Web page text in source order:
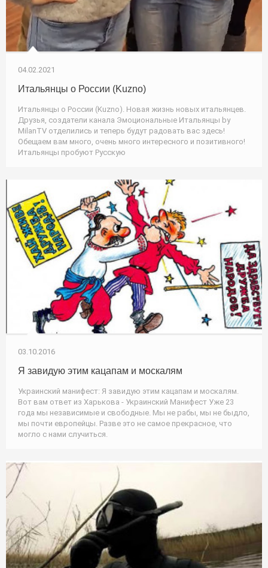
04.02.2021
Итальянцы о России (Kuzno)
Итальянцы о России (Kuzno). Новая жизнь новых итальянцев.
Друзья, создатели канала Эмоциональные Итальянцы by
MilanTV отделились и теперь будут радовать вас здесь!
Обещаем вам много, очень много интересного и позитивного!
Итальянцы пробуют Русскую
03.10.2016
Я завидую этим кацапам и москалям
Украинский манифест: Я завидую этим кацапам и москалям.
Вот вам ответ из Харькова - Украинский Манифест Уже 23
года мы независимые и свободные. Мы не рабы, мы не быдло,
мы почти европейцы. Разве это не самое прекрасное, что
могло с нами случиться.